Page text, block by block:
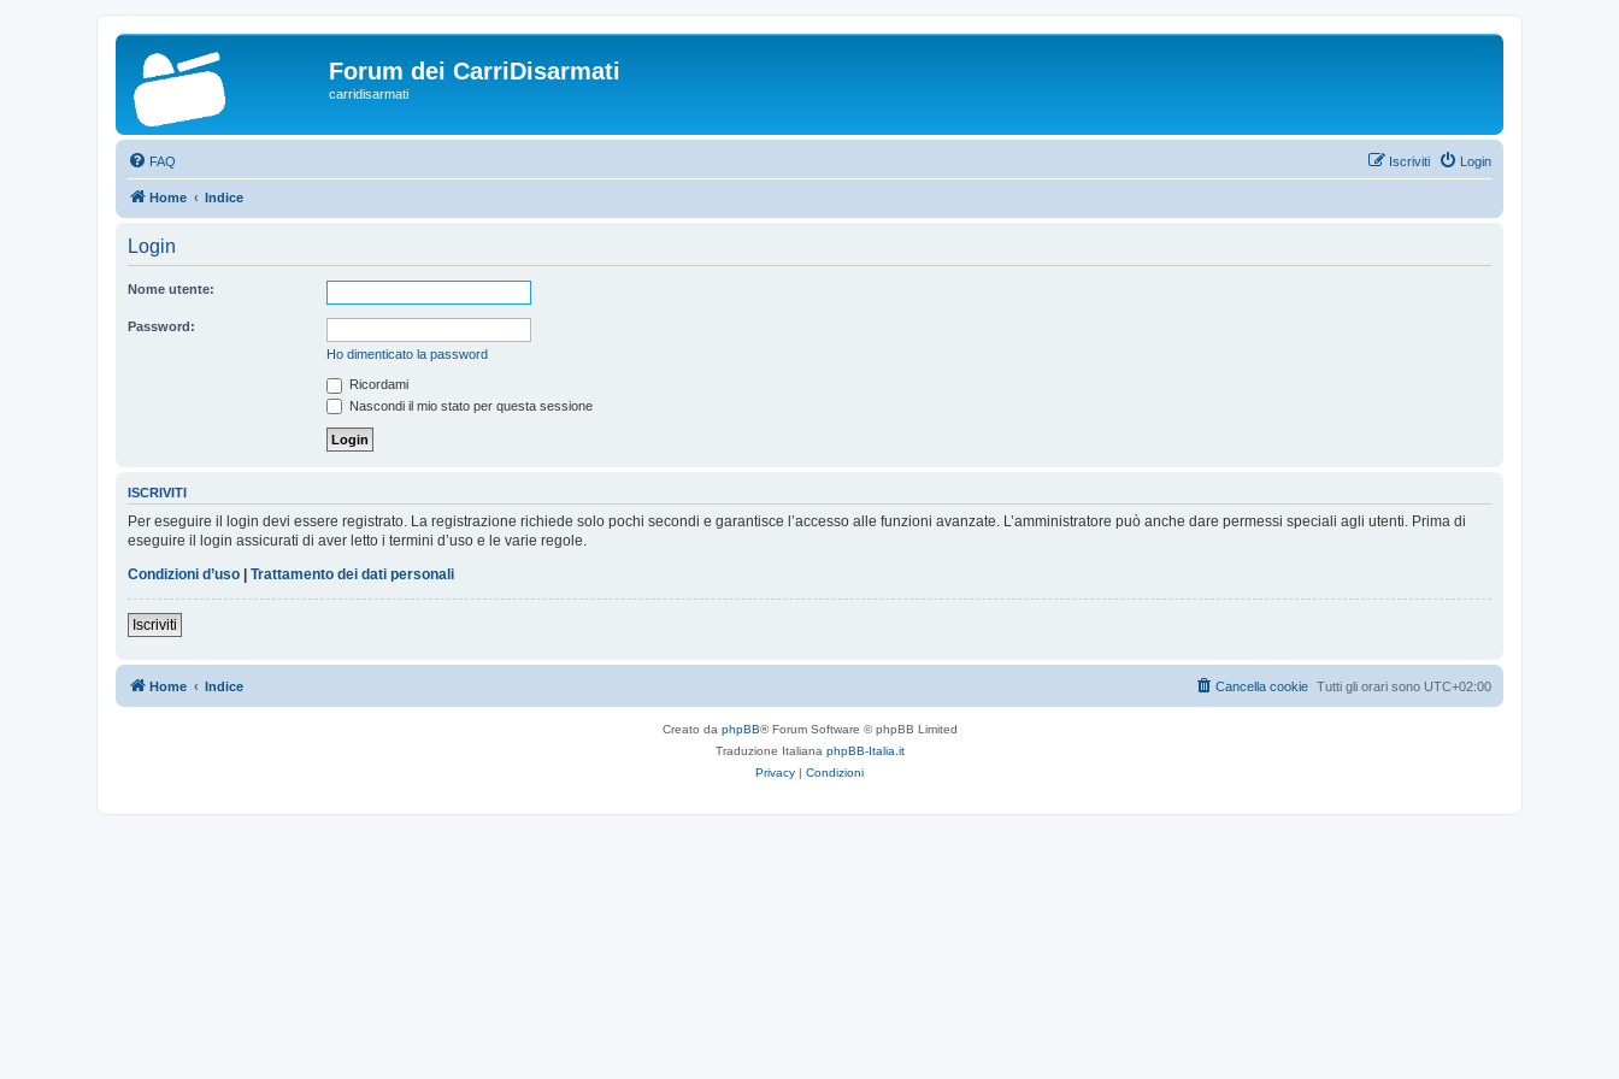
Forum dei CarriDisarmati
carridisarmati
FAQ Login
Iscriviti
Home Indice
Login
Nome utente:
Password:
Ho dimenticato la password
Ricordami
Nascondi il mio stato per questa sessione
ISCRIVITI
Per eseguire il login devi essere registrato. La registrazione richiede solo pochi secondi e garantisce l’accesso alle funzioni avanzate. L’amministratore può anche dare permessi speciali agli utenti. Prima di
eseguire il login assicurati di aver letto i termini d’uso e le varie regole.
Condizioni d’uso | Trattamento dei dati personali
Iscriviti
Home Indice Tutti gli orari sono UTC+02:00
Cancella cookie
Creato da phpBB® Forum Software © phpBB Limited
Traduzione Italiana phpBB-Italia.it
Privacy | Condizioni